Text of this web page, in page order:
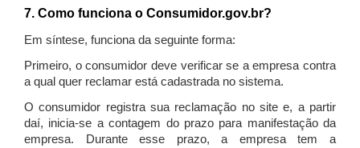
7. Como funciona o Consumidor.gov.br?
Em síntese, funciona da seguinte forma:
Primeiro, o consumidor deve verificar se a empresa contra
a qual quer reclamar está cadastrada no sistema.
O consumidor registra sua reclamação no site e, a partir
daí, inicia-se a contagem do prazo para manifestação da
empresa. Durante esse prazo, a empresa tem a